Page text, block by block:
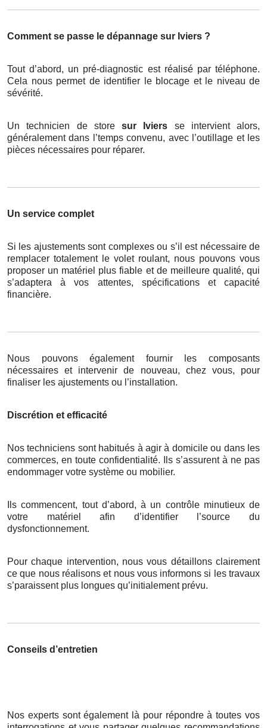
Comment se passe le dépannage sur Iviers ?
Tout d’abord, un pré-diagnostic est réalisé par téléphone.
Cela nous permet de identifier le blocage et le niveau de
sévérité.
Un technicien de store sur Iviers se intervient alors,
généralement dans l’temps convenu, avec l’outillage et les
pièces nécessaires pour réparer.
Un service complet
Si les ajustements sont complexes ou s’il est nécessaire de
remplacer totalement le volet roulant, nous pouvons vous
proposer un matériel plus fiable et de meilleure qualité, qui
s’adaptera à vos attentes, spécifications et capacité
financière.
Nous pouvons également fournir les composants
nécessaires et intervenir de nouveau, chez vous, pour
finaliser les ajustements ou l’installation.
Discrétion et efficacité
Nos techniciens sont habitués à agir à domicile ou dans les
commerces, en toute confidentialité. Ils s’assurent à ne pas
endommager votre système ou mobilier.
Ils commencent, tout d’abord, à un contrôle minutieux de
votre matériel afin d’identifier l’source du
dysfonctionnement.
Pour chaque intervention, nous vous détaillons clairement
ce que nous réalisons et nous vous informons si les travaux
s’paraissent plus longues qu’initialement prévu.
Conseils d’entretien
Nos experts sont également là pour répondre à toutes vos